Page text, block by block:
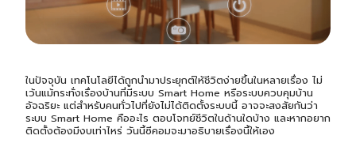
ในปัจจุบัน เทคโนโลยีได้ถูกนำมาประยุกต์ให้ชีวิตง่ายขึ้นในหลายเรื่อง ไม่
เว้นแม้กระทั่งเรื่องบ้านที่มีระบบ Smart Home หรือระบบควบคุมบ้าน
อัจฉริยะ แต่สำหรับคนทั่วไปที่ยังไม่ได้ติดตั้งระบบนี้ อาจจะสงสัยกันว่า
ระบบ Smart Home คืออะไร ตอบโจทย์ชีวิตในด้านใดบ้าง และหากอยาก
ติดตั้งต้องมีงบเท่าไหร่ วันนี้ซีคอมจะมาอธิบายเรื่องนี้ให้เอง